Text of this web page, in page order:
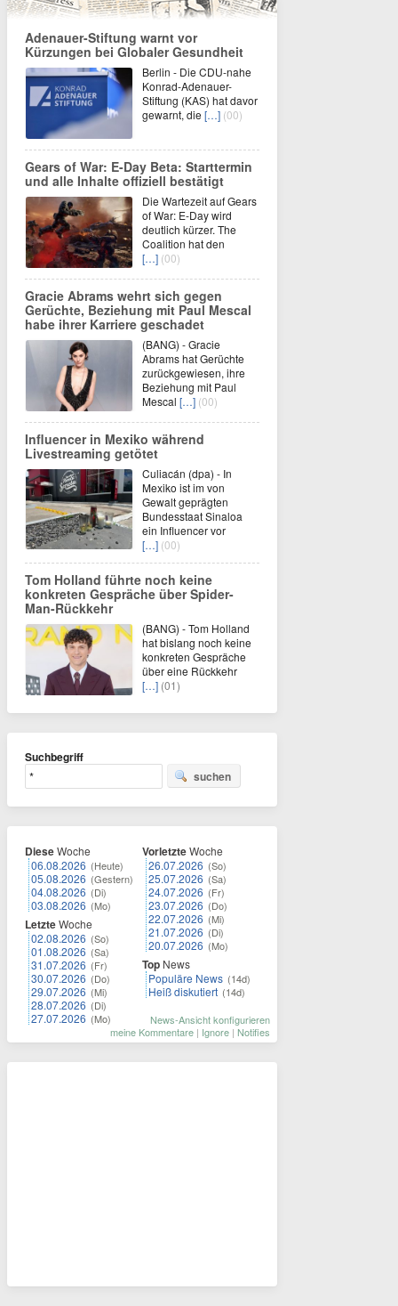
Adenauer-Stiftung warnt vor
Kürzungen bei Globaler Gesundheit
Berlin - Die CDU-nahe
Konrad-Adenauer-
Stiftung (KAS) hat davor
gewarnt, die […] (00)
Gears of War: E-Day Beta: Starttermin
und alle Inhalte offiziell bestätigt
Die Wartezeit auf Gears
of War: E-Day wird
deutlich kürzer. The
Coalition hat den
[…] (00)
Gracie Abrams wehrt sich gegen
Gerüchte, Beziehung mit Paul Mescal
habe ihrer Karriere geschadet
(BANG) - Gracie
Abrams hat Gerüchte
zurückgewiesen, ihre
Beziehung mit Paul
Mescal […] (00)
Influencer in Mexiko während
Livestreaming getötet
Culiacán (dpa) - In
Mexiko ist im von
Gewalt geprägten
Bundesstaat Sinaloa
ein Influencer vor
[…] (00)
Tom Holland führte noch keine
konkreten Gespräche über Spider-
Man-Rückkehr
(BANG) - Tom Holland
hat bislang noch keine
konkreten Gespräche
über eine Rückkehr
[…] (01)
Suchbegriff
suchen
DieseWoche
06.08.2026 (Heute)
05.08.2026 (Gestern)
04.08.2026 (Di)
03.08.2026 (Mo)
LetzteWoche
02.08.2026 (So)
01.08.2026 (Sa)
31.07.2026 (Fr)
30.07.2026 (Do)
29.07.2026 (Mi)
28.07.2026 (Di)
27.07.2026 (Mo)
VorletzteWoche
26.07.2026 (So)
25.07.2026 (Sa)
24.07.2026 (Fr)
23.07.2026 (Do)
22.07.2026 (Mi)
21.07.2026 (Di)
20.07.2026 (Mo)
Top News
Populäre News (14d)
Heiß diskutiert (14d)
News-Ansicht konfigurieren
meine Kommentare | Ignore | Notifies